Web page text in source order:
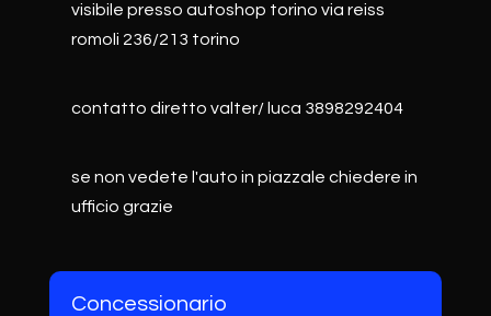
visibile presso autoshop torino via reiss
romoli 236/213 torino
contatto diretto valter/ luca 3898292404
se non vedete l'auto in piazzale chiedere in
ufficio grazie
Concessionario